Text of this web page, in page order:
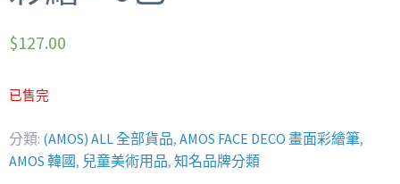
$127.00
已售完
分類: (AMOS) ALL 全部貨品, AMOS FACE DECO 畫面彩繪筆,
AMOS 韓國, 兒童美術用品, 知名品牌分類